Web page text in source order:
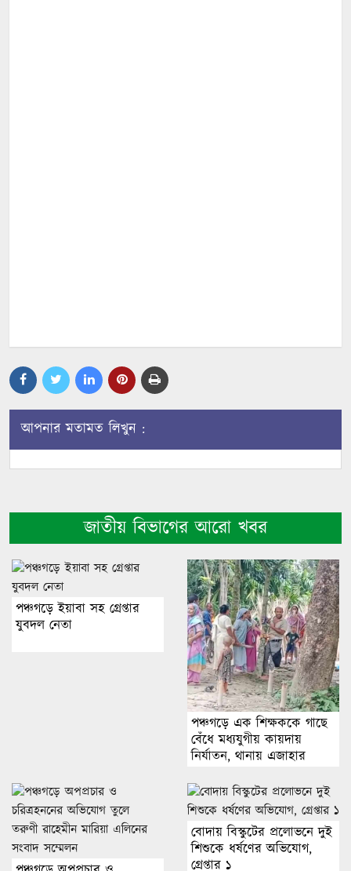
আপনার মতামত লিখুন :
জাতীয় বিভাগের আরো খবর
পঞ্চগড়ে ইয়াবা সহ গ্রেপ্তার
যুবদল নেতা
পঞ্চগড়ে এক শিক্ষককে গাছে
বেঁধে মধ্যযুগীয় কায়দায়
নির্যাতন, থানায় এজাহার
বোদায় বিস্কুটের প্রলোভনে দুই
শিশুকে ধর্ষণের অভিযোগ,
গ্রেপ্তার ১